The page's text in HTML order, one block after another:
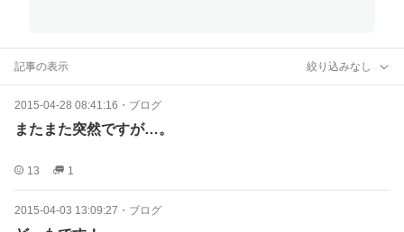
記事の表示 絞り込みなし
2015-04-28 08:41:16 ・ ブログ
またまた突然ですが…。
13 1
2015-04-03 13:09:27 ・ ブログ